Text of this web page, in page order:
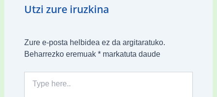
Utzi zure iruzkina
Zure e-posta helbidea ez da argitaratuko.
Beharrezko eremuak *markatuta daude
here..